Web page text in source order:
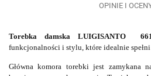
OPINIE I
Torebka damska LUIGISANTO
funkcjonalności i stylu, które idealnie spełni
Główna komora torebki jest zamykana